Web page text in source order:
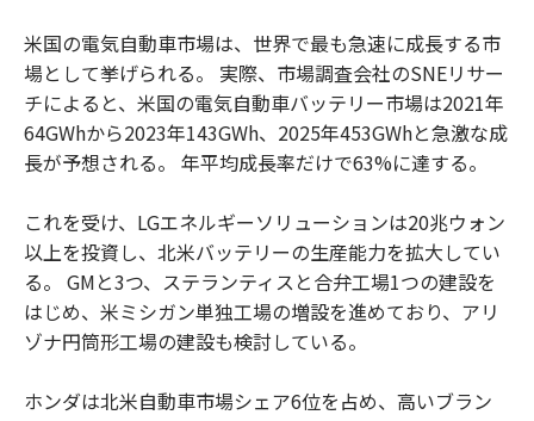
米国の電気自動車市場は、世界で最も急速に成長する市
場として挙げられる。 実際、市場調査会社のSNEリサー
チによると、米国の電気自動車バッテリー市場は2021年
64GWhから2023年143GWh、2025年453GWhと急激な成
長が予想される。 年平均成長率だけで63%に達する。
これを受け、LGエネルギーソリューションは20兆ウォン
以上を投資し、北米バッテリーの生産能力を拡大してい
る。 GMと3つ、ステランティスと合弁工場1つの建設を
はじめ、米ミシガン単独工場の増設を進めており、アリ
ゾナ円筒形工場の建設も検討している。
ホンダは北米自動車市場シェア6位を占め、高いブラン